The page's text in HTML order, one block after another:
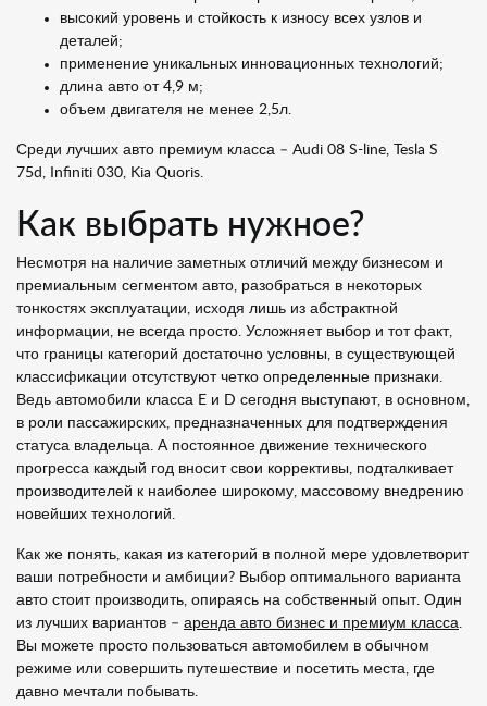
высокий уровень и стойкость к износу всех узлов и
деталей;
применение уникальных инновационных технологий;
длина авто от 4,9 м;
объем двигателя не менее 2,5л.
Среди лучших авто премиум класса – Audi 08 S-line, Tesla S
75d, Infiniti 030, Kia Quoris.
Как выбрать нужное?
Несмотря на наличие заметных отличий между бизнесом и
премиальным сегментом авто, разобраться в некоторых
тонкостях эксплуатации, исходя лишь из абстрактной
информации, не всегда просто. Усложняет выбор и тот факт,
что границы категорий достаточно условны, в существующей
классификации отсутствуют четко определенные признаки.
Ведь автомобили класса E и D сегодня выступают, в основном,
в роли пассажирских, предназначенных для подтверждения
статуса владельца. А постоянное движение технического
прогресса каждый год вносит свои коррективы, подталкивает
производителей к наиболее широкому, массовому внедрению
новейших технологий.
Как же понять, какая из категорий в полной мере удовлетворит
ваши потребности и амбиции? Выбор оптимального варианта
авто стоит производить, опираясь на собственный опыт. Один
из лучших вариантов – аренда авто бизнес и премиум класса
Вы можете просто пользоваться автомобилем в обычном
режиме или совершить путешествие и посетить места, где
давно мечтали побывать.